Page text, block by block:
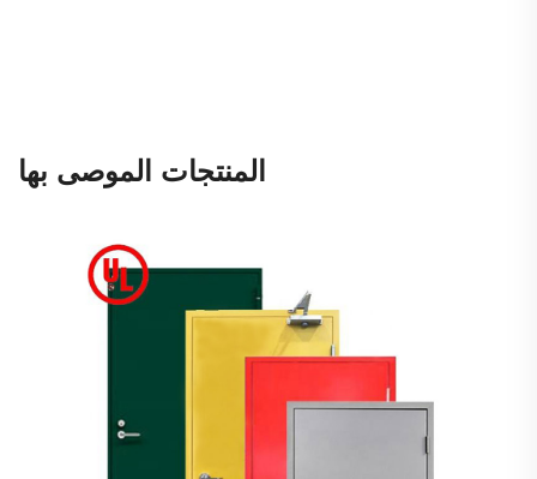
المنتجات الموصى بها